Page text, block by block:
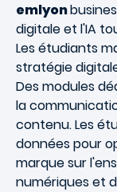
emlyon
digitale et l'IA
Les étudiants
stratégie
Des modules
la
contenu. Les
données pour
marque sur
numériques et